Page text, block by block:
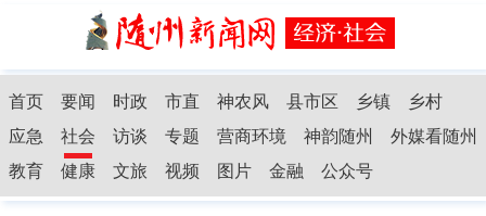
首页 要闻 时政 市直 神农风 县市区 乡镇
乡村
应急
社会 访谈 专题 营商环境 神韵随州
外媒看随州
教育
健康 文旅 视频 图片 金融 公众号